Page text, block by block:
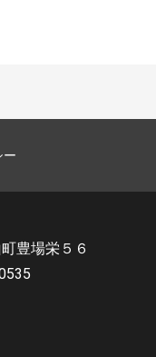
ー
豊場栄５６